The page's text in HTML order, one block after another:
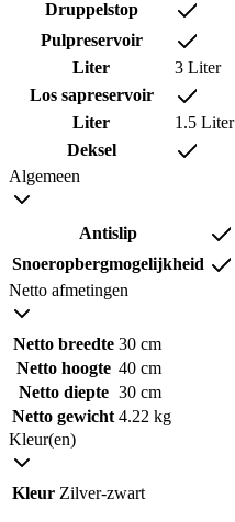
Druppelstop
Pulpreservoir
Liter
3 Liter
Los sapreservoir
Liter
1.5 Liter
Deksel
Algemeen
Antislip
Snoeropbergmogelijkheid
Netto afmetingen
Netto breedte 30 cm
Netto hoogte 40 cm
Netto diepte 30 cm
Netto gewicht 4.22 kg
Kleur(en)
Kleur Zilver-zwart